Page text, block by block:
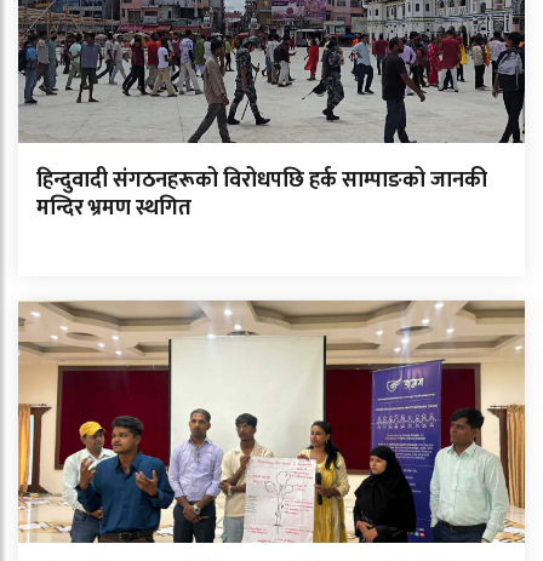
हिन्दुवादी संगठनहरूको विरोधपछि हर्क साम्पाङको जानकी
मन्दिर भ्रमण स्थगित